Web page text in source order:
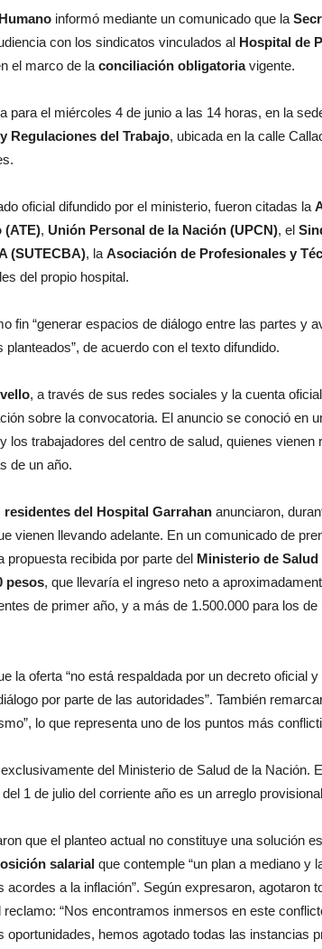
informó mediante un comunicado que la
con los sindicatos vinculados al Hospital de
el marco de la conciliación obligatoriavigente.
para el miércoles 4 de junio a las 14 horas, en la
Regulaciones del Trabajo, ubicada en la calle
oficial difundido por el ministerio, fueron citadas la
(ATE), Unión Personal de la Nación (UPCN), el
(SUTECBA), la Asociación de Profesionales y
del propio hospital.
fin “generar espacios de diálogo entre las partes y
de acuerdo con el texto difundido.
, a través de sus redes sociales y la cuenta
sobre la convocatoria. El anuncio se conoció en
los trabajadores del centro de salud, quienes vienen
de un año.
residentes del Hospital Garrahan anunciaron,
vienen llevando adelante. En un comunicado de
propuesta recibida por parte del Ministerio de Salud
pesos, que llevaría el ingreso neto a
de primer año, y a más de 1.500.000 para los
la oferta “no está respaldada por un decreto oficial
por parte de las autoridades”. También
lo que representa uno de los puntos más
del Ministerio de Salud de la Nación.
1 de julio del corriente año es un arreglo
que el planteo actual no constituye una solución
salarial que contemple “un plan a mediano y
acordes a la inflación”. Según expresaron, agotaron
“Nos encontramos inmersos en este
oportunidades, hemos agotado todas las instancias